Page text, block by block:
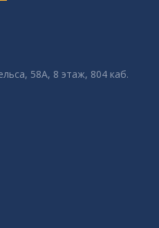
58А, 8 этаж, 804 каб.